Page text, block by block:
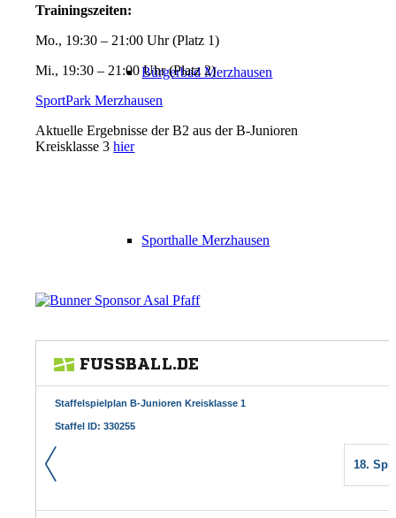
Bürgerbad Merzhausen
Sporthalle Merzhausen
Vorstand
Trainingszeiten:
Mo., 19:30 – 21:00 Uhr (Platz 1)
Mi., 19:30 – 21:00 Uhr (Platz 2)
SportPark Merzhausen
Aktuelle Ergebnisse der B2 aus der B-Junioren
Kreisklasse 3hier